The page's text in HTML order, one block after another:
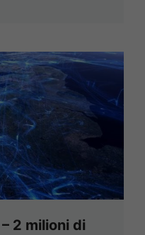
– 2 milioni di